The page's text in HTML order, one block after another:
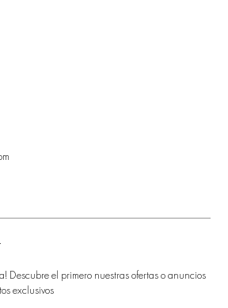
Descubre el primero nuestras ofertas o anuncios
exclusivos